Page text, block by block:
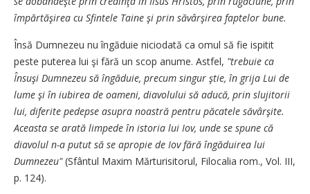
împărtăşirea cu Sfintele Taine şi prin săvârşirea faptelor bune.
Însă Dumnezeu nu îngăduie niciodată ca omul să fie ispitit
peste puterea lui şi fără un scop anume. Astfel, "trebuie ca
Însuşi Dumnezeu să îngăduie, precum singur ştie, în grija Lui de
lume şi în iubirea de oameni, diavolului să aducă, prin slujitorii
lui, diferite pedepse asupra noastră pentru păcatele săvârşite.
Aceasta se arată limpede în istoria lui Iov, unde se spune că
diavolul n-a putut să se apropie de Iov fără îngăduirea lui
Dumnezeu"(Sfântul Maxim Mărturisitorul, Filocalia rom., Vol. III,
p. 124).